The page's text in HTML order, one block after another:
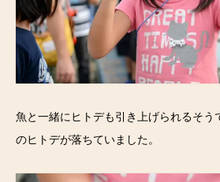
魚と一緒にヒトデも引き上げられるそう
のヒトデが落ちていました。